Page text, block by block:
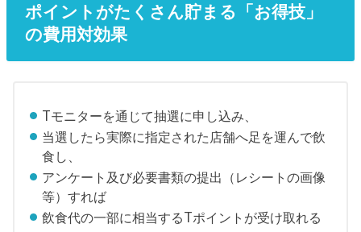
ポイントがたくさん貯まる「お得技」
の費用対効果
Tモニターを通じて抽選に申し込み、
当選したら実際に指定された店舗へ足を運んで飲
食し、
アンケート及び必要書類の提出（レシートの画像
等）すれば
飲食代の一部に相当するTポイントが受け取れる